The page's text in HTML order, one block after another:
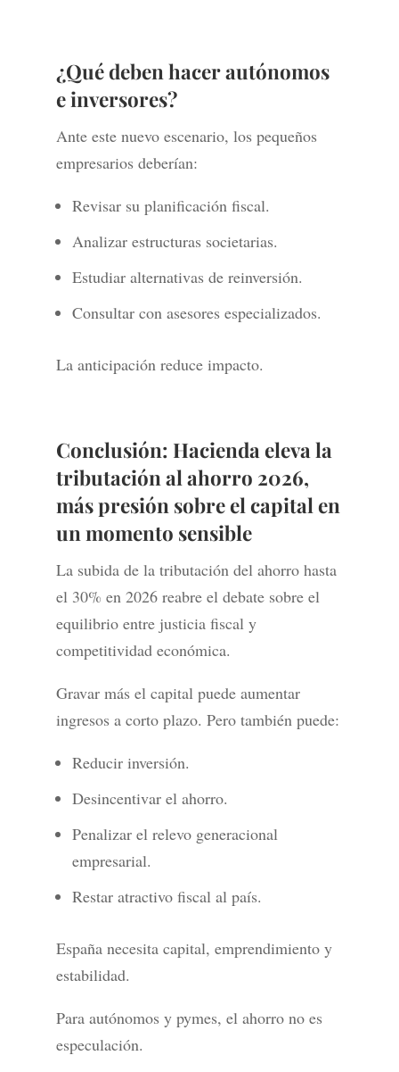
¿Qué deben hacer autónomos
e inversores?
Ante este nuevo escenario, los pequeños
empresarios deberían:
Revisar su planificación fiscal.
Analizar estructuras societarias.
Estudiar alternativas de reinversión.
Consultar con asesores especializados.
La anticipación reduce impacto.
Conclusión: Hacienda eleva la
tributación al ahorro 2026,
más presión sobre el capital en
un momento sensible
La subida de la tributación del ahorro hasta
el 30% en 2026 reabre el debate sobre el
equilibrio entre justicia fiscal y
competitividad económica.
Gravar más el capital puede aumentar
ingresos a corto plazo. Pero también puede:
Reducir inversión.
Desincentivar el ahorro.
Penalizar el relevo generacional
empresarial.
Restar atractivo fiscal al país.
España necesita capital, emprendimiento y
estabilidad.
Para autónomos y pymes, el ahorro no es
especulación.